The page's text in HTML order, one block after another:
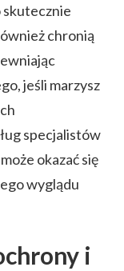
skutecznie
chronią
jeśli marzysz
specjalistów
okazać się
wyglądu
i